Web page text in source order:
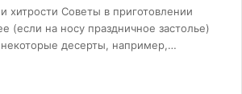
хитрости Советы в приготовлении
(если на носу праздничное застолье)
десерты, например,…